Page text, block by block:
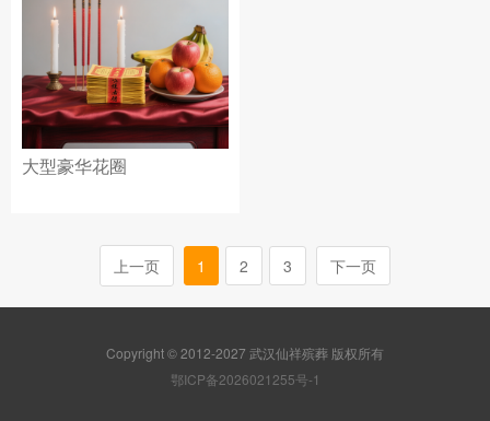
大型豪华花圈
上一页 1 2 3 下一页
Copyright © 2012-2027 武汉仙祥殡葬 版权所有
鄂ICP备2026021255号-1